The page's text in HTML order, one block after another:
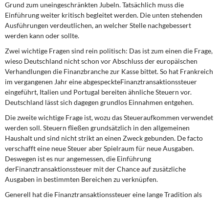
Grund zum uneingeschränkten Jubeln. Tatsächlich muss die
Einführung weiter kritisch begleitet werden. Die unten stehenden
Ausführungen verdeutlichen, an welcher Stelle nachgebessert
werden kann oder sollte.
Zwei wichtige Fragen sind rein politisch: Das ist zum einen die Frage,
wieso Deutschland nicht schon vor Abschluss der europäischen
Verhandlungen die Finanzbranche zur Kasse bittet. So hat Frankreich
im vergangenen Jahr eine abgespeckteFinanztransaktionssteuer
eingeführt, Italien und Portugal bereiten ähnliche Steuern vor.
Deutschland lässt sich dagegen grundlos Einnahmen entgehen.
Die zweite wichtige Frage ist, wozu das Steueraufkommen verwendet
werden soll. Steuern fließen grundsätzlich in den allgemeinen
Haushalt und sind nicht strikt an einen Zweck gebunden. De facto
verschafft eine neue Steuer aber Spielraum für neue Ausgaben.
Deswegen ist es nur angemessen, die Einführung
derFinanztransaktionssteuer mit der Chance auf zusätzliche
Ausgaben in bestimmten Bereichen zu verknüpfen.
Generell hat die Finanztransaktionssteuer eine lange Tradition als